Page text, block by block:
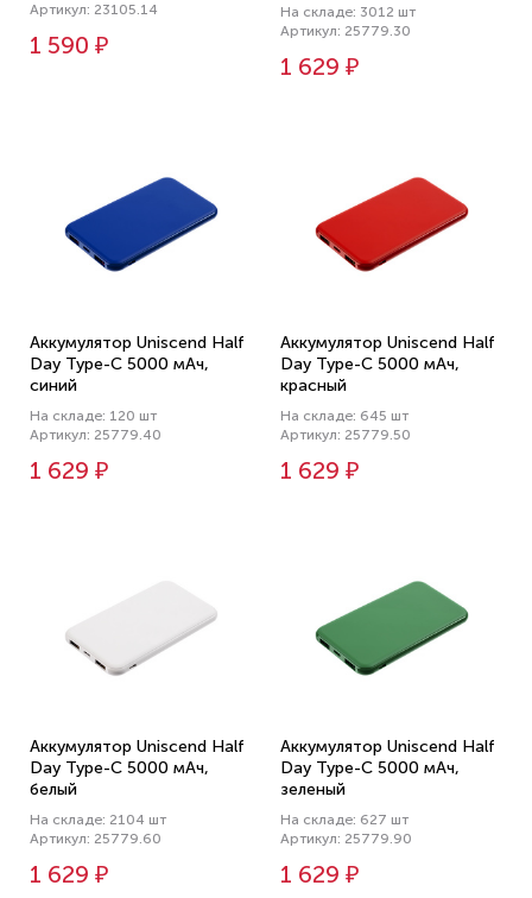
Артикул: 23105.14
1 590 ₽
На складе: 3012 шт
Артикул: 25779.30
1 629 ₽
Аккумулятор Uniscend Half
Day Type-C 5000 мАч,
синий
На складе: 120 шт
Артикул: 25779.40
1 629 ₽
Аккумулятор Uniscend Half
Day Type-C 5000 мАч,
красный
На складе: 645 шт
Артикул: 25779.50
1 629 ₽
Аккумулятор Uniscend Half
Day Type-C 5000 мАч,
белый
На складе: 2104 шт
Артикул: 25779.60
1 629 ₽
Аккумулятор Uniscend Half
Day Type-C 5000 мАч,
зеленый
На складе: 627 шт
Артикул: 25779.90
1 629 ₽